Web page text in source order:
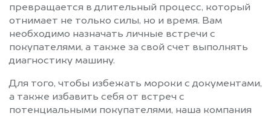
превращается в длительный процесс, который
отнимает не только силы, но и время. Вам
необходимо назначать личные встречи с
покупателями, а также за свой счет выполнять
диагностику машину.
Для того, чтобы избежать мороки с документами,
а также избавить себя от встреч с
потенциальными покупателями, наша компания